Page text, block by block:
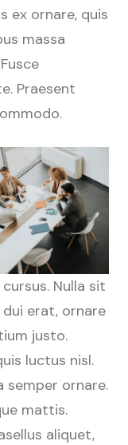
ex ornare, quis
massa
Praesent
Nulla sit
erat, ornare
justo.
luctus nisl.
semper ornare.
mattis.
aliquet,